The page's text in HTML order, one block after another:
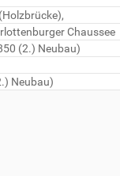
(Holzbrücke),
Chaussee
(2.) Neubau)
Neubau)